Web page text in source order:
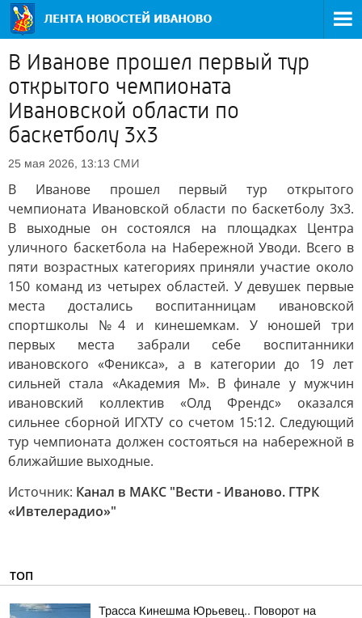
В Иванове прошел первый тур
открытого чемпионата
Ивановской области по
баскетболу 3x3
25 мая 2026, 13:13 СМИ
В Иванове прошел первый тур открытого
чемпионата Ивановской области по баскетболу 3x3.
В выходные он состоялся на площадках Центра
уличного баскетбола на Набережной Уводи. Всего в
пяти возрастных категориях приняли участие около
150 команд из четырех областей. У девушек первые
места достались воспитанницам ивановской
спортшколы №4 и кинешемкам. У юношей три
первых места забрали себе воспитанники
ивановского «Феникса», а в категории до 19 лет
сильней стала «Академия М». В финале у мужчин
ивановский коллектив «Олд Френдс» оказался
сильнее сборной ИГХТУ со счетом 15:12. Следующий
тур чемпионата должен состояться на набережной в
ближайшие выходные.
Источник: Канал в МАКС "Вести - Иваново. ГТРК
«Ивтелерадио»"
ТОП
Трасса Кинешма Юрьевец.. Поворот на